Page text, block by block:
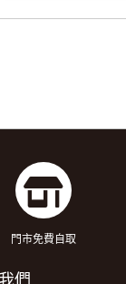
門市免費自取
們